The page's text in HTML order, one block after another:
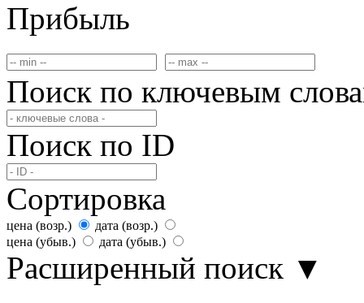
Прибыль
Поиск по ключевым
Поиск по ID
Сортировка
цена (возр.)
дата (возр.)
цена (убыв.)
дата (убыв.)
Расширенный поиск ▼